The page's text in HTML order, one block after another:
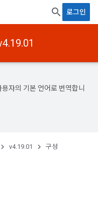
로그인
자의 기본 언어로 번역합니
v4.19.01 구성